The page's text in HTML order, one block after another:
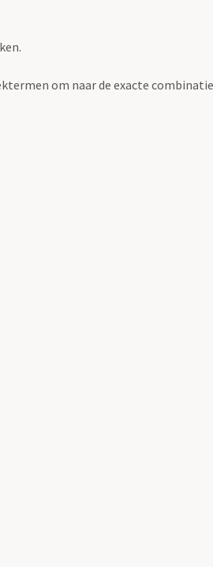
om naar de exacte